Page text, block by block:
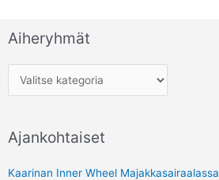
Aiheryhmät
Aiheryhmät
Ajankohtaiset
Kaarinan Inner Wheel Majakkasairaalassa